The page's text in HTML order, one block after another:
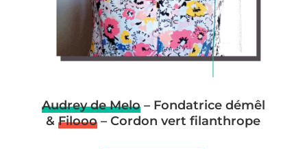
Audrey de Melo– Fondatrice démêl
&Filooo – Cordon vert filanthrope